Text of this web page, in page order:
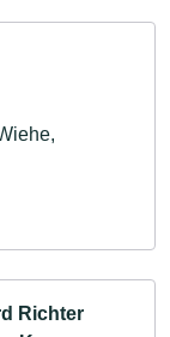
Richter